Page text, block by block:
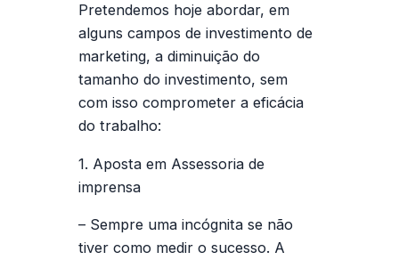
Pretendemos hoje abordar, em
alguns campos de investimento de
marketing, a diminuição do
tamanho do investimento, sem
com isso comprometer a eficácia
do trabalho:
1. Aposta em Assessoria de
imprensa
– Sempre uma incógnita se não
tiver como medir o sucesso. A